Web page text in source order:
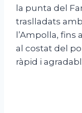
la punta del
traslladats
l’Ampolla, fins
al costat del
ràpid i